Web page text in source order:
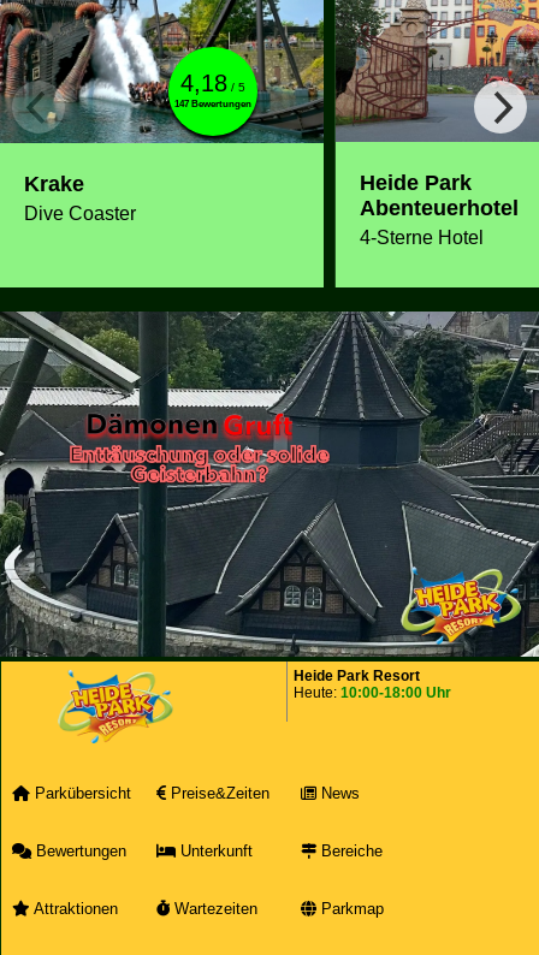
4,18 / 5
147 Bewertungen
Krake
Dive Coaster
Heide Park
Abenteuerhotel
4-Sterne Hotel
Heide Park Resort
Heute: 10:00-18:00 Uhr
Parkübersicht Preise&Zeiten News
Bewertungen Unterkunft Bereiche
Attraktionen Wartezeiten Parkmap